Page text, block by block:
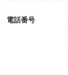
電話番号